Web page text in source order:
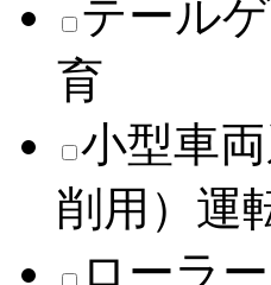
テール
育
小型車
削用）運
ローラ